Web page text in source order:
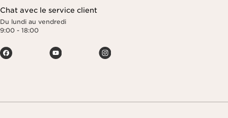
Chat avec le service client
Du lundi au vendredi
9:00 - 18:00